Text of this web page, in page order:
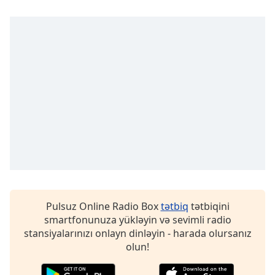
Size
Pulsuz Online Radio Boxtətbiq tətbiqini
smartfonunuza yükləyin və sevimli radio
stansiyalarınızı onlayn dinləyin - harada olursanız
olun!